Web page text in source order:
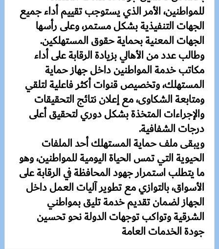
للمواطنين، الأمر الذي يستوجب تقييم أداء جميع
الجهات التنفيذية بشكل مستمر، وعلى رأسها
الجهات المعنية بحماية حقوق المستهلكين.
وطالب عدد من الأهالي بزيادة الرقابة على أداء
مكاتب خدمة المواطنين داخل جهاز حماية
المستهلك، وتخصيص قنوات أكثر فاعلية لتلقي
ومتابعة الشكاوى، مع إعلان نتائج التحقيقات
والإجراءات المتخذة بشكل دوري لتحقيق أعلى
درجات الشفافية.
ويبقى ملف حماية المستهلك أحد الملفات
الحيوية التي تمس الحياة اليومية للمواطنين، وهو
ما يتطلب استمرار جهود المحافظة في الرقابة على
الأسواق، بالتوازي مع تطوير آليات العمل داخل
الجهاز لضمان تقديم خدمة تليق بمواطني
الشرقية وتواكب توجهات الدولة نحو تحسين
جودة الخدمات العامة